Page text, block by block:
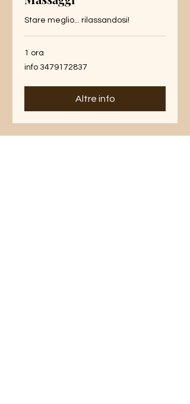
Stare meglio... rilassandosi!
1 ora
info
3479172837
info 3479172837
Altre info